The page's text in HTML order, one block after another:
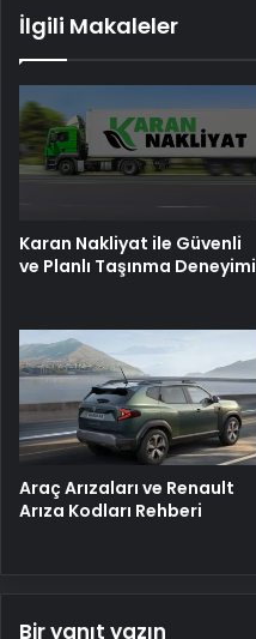
İlgili Makaleler
Karan Nakliyat ile Güvenli
ve Planlı Taşınma Deneyimi
Araç Arızaları ve Renault
Arıza Kodları Rehberi
Bir yanıt yazın